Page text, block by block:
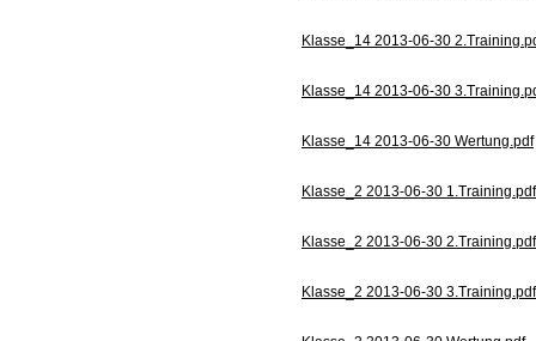
Klasse_14 2013-06-30
Klasse_14 2013-06-30
Klasse_14 2013-06-30 Wertung.pdf
Klasse_2 2013-06-30 1.Training.pdf
Klasse_2 2013-06-30 2.Training.pdf
Klasse_2 2013-06-30 3.Training.pdf